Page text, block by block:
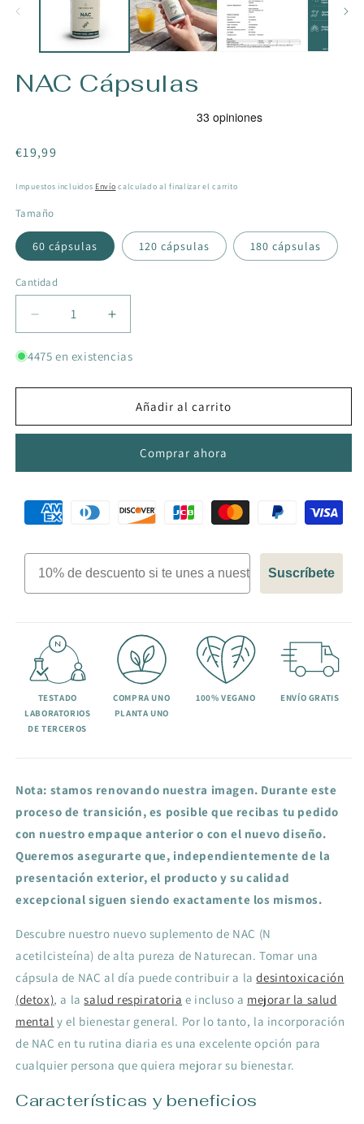
NAC Cápsulas
Precio
€19,99
Impuestos incluidos Envío calculado al finalizar el carrito
Tamaño
60 cápsulas 120 cápsulas 180 cápsulas
Cantidad
Disminuir
la
cantidad
NAC
Aumentar
la
cantidad
NAC
Cápsulas
4475 en existencias
Añadir al carrito
Comprar ahora
Suscríbete
TESTADO
LABORATORIOS
DE TERCEROS
COMPRA UNO
PLANTA UNO
100% VEGANO ENVÍO GRATIS
Nota: stamos renovando nuestra imagen. Durante este
proceso de transición, es posible que recibas tu pedido
con nuestro empaque anterior o con el nuevo diseño.
Queremos asegurarte que, independientemente de la
presentación exterior, el producto y su calidad
excepcional siguen siendo exactamente los mismos.
Descubre nuestro nuevo suplemento de NAC (N
acetilcisteína) de alta pureza de Naturecan. Tomar una
cápsula de NAC al día puede contribuir a ladesintoxicación
(detox), a lasalud respiratoria e incluso a mejorar la salud
mental y el bienestar general. Por lo tanto, la incorporación
de NAC en tu rutina diaria es una excelente opción para
cualquier persona que quiera mejorar su bienestar.
Características y beneficios